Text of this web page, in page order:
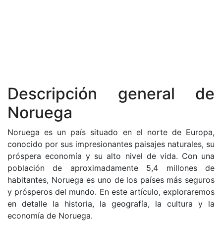
Descripción general de
Noruega
Noruega es un país situado en el norte de Europa,
conocido por sus impresionantes paisajes naturales, su
próspera economía y su alto nivel de vida. Con una
población de aproximadamente 5,4 millones de
habitantes, Noruega es uno de los países más seguros
y prósperos del mundo. En este artículo, exploraremos
en detalle la historia, la geografía, la cultura y la
economía de Noruega.